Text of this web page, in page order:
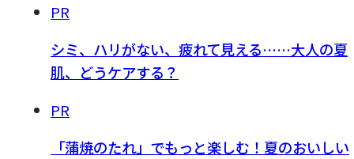
PR
シミ、ハリがない、疲れて見える……大人の夏
肌、どうケアする？
PR
「蒲焼のたれ」でもっと楽しむ！夏のおいしい